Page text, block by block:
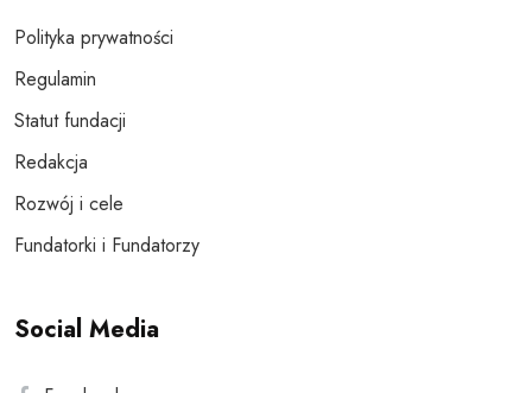
Polityka prywatności
Regulamin
Statut fundacji
Redakcja
Rozwój i cele
Fundatorki i Fundatorzy
Social Media